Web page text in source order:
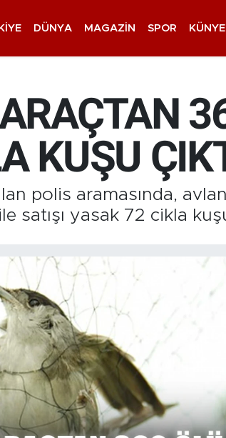
DÜNYA MAGAZIN SPOR KÜNYE
KUŞU
polis aramasında,
satışı yasak 72 cikla